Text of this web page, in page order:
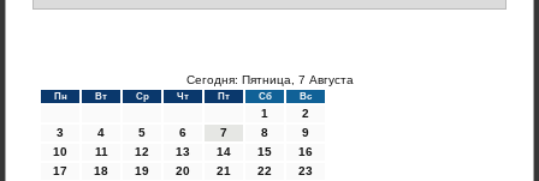
Сегодня: Пятница, 7 Августа
Пн Вт Ср Чт Пт Сб Вс
1
2
3
4 5 6 7 8
9
10
11 12 13 14 15
16
17
18 19 20 21 22
23